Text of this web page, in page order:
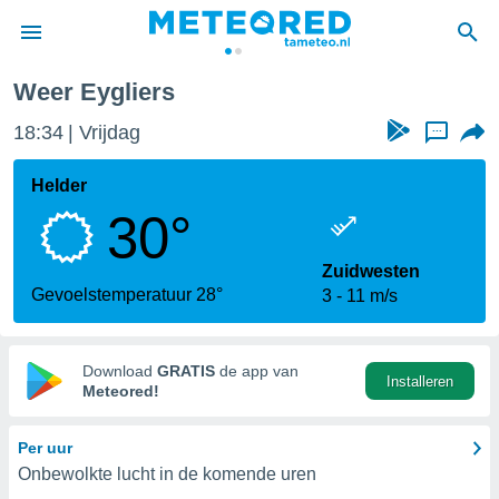
door
verstrekte
hoge
hebt de
voor
op basis
Weer Eygliers
18:34 Vrijdag ...
Helder
30°
Gevoelstemperatuur 28°
Zuidwesten
3
11 m/s
Download GRATIS de app van
Meteored!
Installeren
Per uur
Onbewolkte lucht in de komende uren